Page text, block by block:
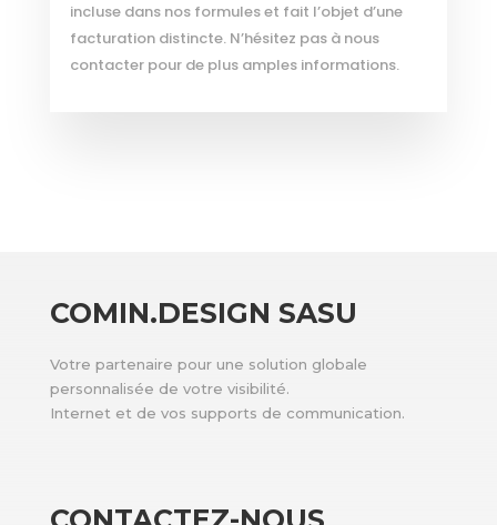
incluse dans nos formules et fait l’objet d’une
facturation distincte. N’hésitez pas à nous
contacter pour de plus amples informations.
COMIN.DESIGN SASU
Votre partenaire pour une solution globale
personnalisée de votre visibilité.
Internet et de vos supports de communication.